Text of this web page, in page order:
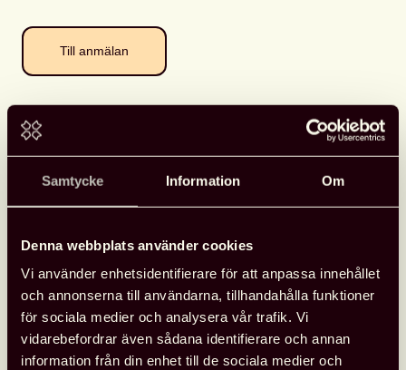
Samtycke Information Om
Denna webbplats använder cookies
Vi använder enhetsidentifierare för att anpassa innehållet
och annonserna till användarna, tillhandahålla funktioner
för sociala medier och analysera vår trafik. Vi
vidarebefordrar även sådana identifierare och annan
information från din enhet till de sociala medier och
Till anmälan
Onsdagen den 1 december bjuder Svensk
Årets tema är medierätt, yttrandefrihet och
integritet. Vi kommer att hålla till i Stockholm på
Ingenjörshuset, konferensen kommer inte att
sändas live eller spelas in.